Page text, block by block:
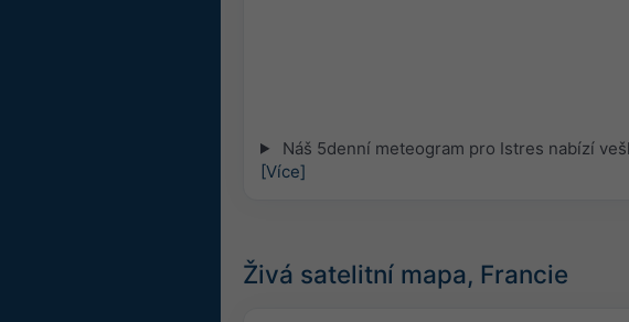
Náš 5denní meteogram pro Istres nabízí
[Více]
Živá satelitní mapa, Francie